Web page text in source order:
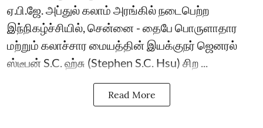
ஏ.பி.ஜே. அப்துல் கலாம் அரங்கில் நடைபெற்ற
இந்நிகழ்ச்சியில், சென்னை - தைபே பொருளாதார
மற்றும் கலாச்சார மையத்தின் இயக்குநர் ஜெனரல்
ஸ்டீபன் S.C. ஹ்சு (Stephen S.C. Hsu) சிற ...
Read More